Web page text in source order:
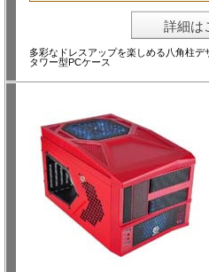
詳細は
多彩なドレスアップを楽しめる八角柱
タワー型PCケース